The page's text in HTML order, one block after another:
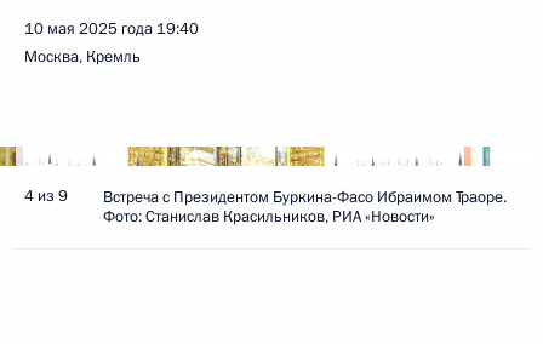
10 мая 2025 года 19:40
Москва, Кремль
4 из 9
Встреча с Президентом Буркина-Фасо Ибраимом Траоре.
Фото: Станислав Красильников, РИА «Новости»